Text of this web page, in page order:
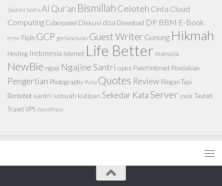
(bukan) Sastra Al Qur'an Bismillah Celoteh Cinta Cloud
Computing Cyberpanel Diskusi doa Download DP BBM E-Book
error Fiqih GCP gerhana bulan Guest Writer Gunung Hikmah
Hosting Indonesia Internet Life Better manusia
NewBie ngaji Ngajine Santri opini Paket Internet Pendakian
Pengertian Photography Pulsa Quotes Review Ringan Tapi
Berbobot santri sebuah kutipan Sekedar KataServer sholat Tauhid
Travel VPS WordPress